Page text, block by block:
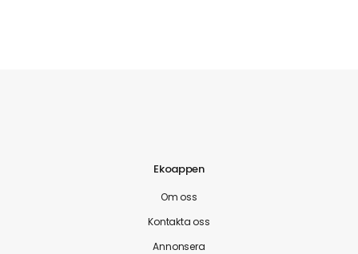
Ekoappen
Om oss
Kontakta oss
Annonsera